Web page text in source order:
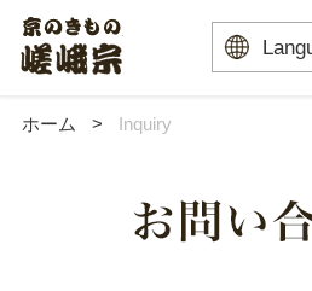
Kyoto Kimono
ホーム > Inquiry